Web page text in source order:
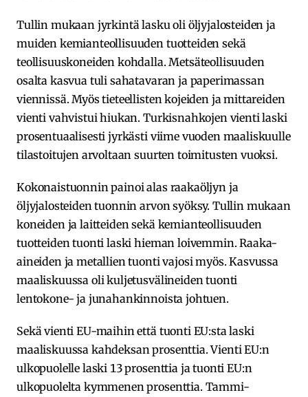
Tullin mukaan jyrkintä lasku oli öljyjalosteiden ja
muiden kemianteollisuuden tuotteiden sekä
teollisuuskoneiden kohdalla. Metsäteollisuuden
osalta kasvua tuli sahatavaran ja paperimassan
viennissä. Myös tieteellisten kojeiden ja mittareiden
vienti vahvistui hiukan. Turkisnahkojen vienti laski
prosentuaalisesti jyrkästi viime vuoden maaliskuulle
tilastoitujen arvoltaan suurten toimitusten vuoksi.
Kokonaistuonnin painoi alas raakaöljyn ja
öljyjalosteiden tuonnin arvon syöksy. Tullin mukaan
koneiden ja laitteiden sekä kemianteollisuuden
tuotteiden tuonti laski hieman loivemmin. Raaka-
aineiden ja metallien tuonti vajosi myös. Kasvussa
maaliskuussa oli kuljetusvälineiden tuonti
lentokone- ja junahankinnoista johtuen.
Sekä vienti EU-maihin että tuonti EU:sta laski
maaliskuussa kahdeksan prosenttia. Vienti EU:n
ulkopuolelle laski 13 prosenttia ja tuonti EU:n
ulkopuolelta kymmenen prosenttia. Tammi-